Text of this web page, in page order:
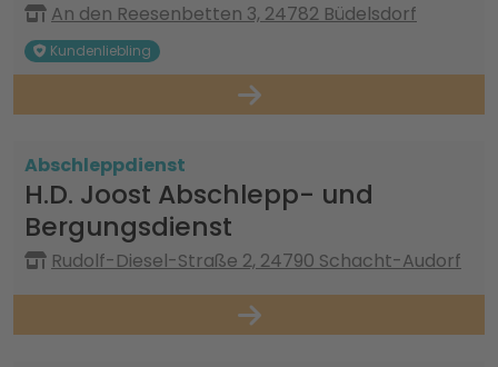
An den Reesenbetten 3, 24782 Büdelsdorf
Kundenliebling
Abschleppdienst
H.D. Joost Abschlepp- und
Bergungsdienst
Rudolf-Diesel-Straße 2, 24790 Schacht-Audorf